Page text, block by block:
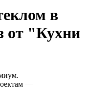
в
от "Кухни
—